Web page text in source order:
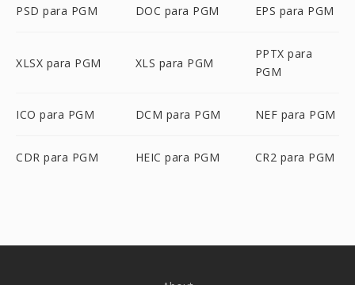
PSD para PGM DOC para PGM EPS para PGM
XLSX para PGM XLS para PGM
PPTX para
PGM
ICO para PGM DCM para PGM NEF para PGM
CDR para PGM HEIC para PGM CR2 para PGM